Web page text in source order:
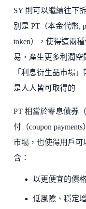
SY 則可以繼續往下
別是 PT（本金代幣,
token），使得這兩
易，產生更多利潤空
「利息衍生品市場
是人人皆可取得的
PT 相當於零息債券
付（coupon
市場，也使得用戶可
含：
以更便宜的價
低風險、穩定